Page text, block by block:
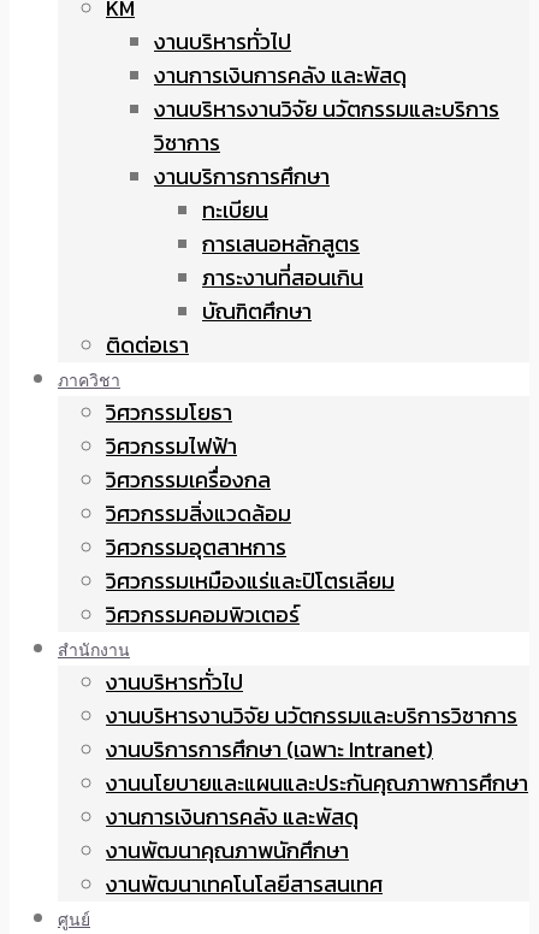
KM
งานบริหารทั่วไป
งานการเงินการคลัง และพัสดุ
งานบริหารงานวิจัย นวัตกรรมและบริการ
วิชาการ
งานบริการการศึกษา
ทะเบียน
การเสนอหลักสูตร
ภาระงานที่สอนเกิน
บัณฑิตศึกษา
ติดต่อเรา
ภาควิชา
วิศวกรรมโยธา
วิศวกรรมไฟฟ้า
วิศวกรรมเครื่องกล
วิศวกรรมสิ่งแวดล้อม
วิศวกรรมอุตสาหการ
วิศวกรรมเหมืองแร่และปิโตรเลียม
วิศวกรรมคอมพิวเตอร์
สำนักงาน
งานบริหารทั่วไป
งานบริหารงานวิจัย นวัตกรรมและบริการวิชาการ
งานบริการการศึกษา (เฉพาะ Intranet)
งานนโยบายและแผนและประกันคุณภาพการศึกษา
งานการเงินการคลัง และพัสดุ
งานพัฒนาคุณภาพนักศึกษา
งานพัฒนาเทคโนโลยีสารสนเทศ
ศูนย์